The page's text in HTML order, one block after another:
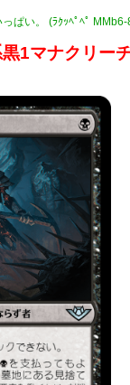
ぱい。 (ﾗｸｯﾍﾟﾍﾟ
1マナクリー